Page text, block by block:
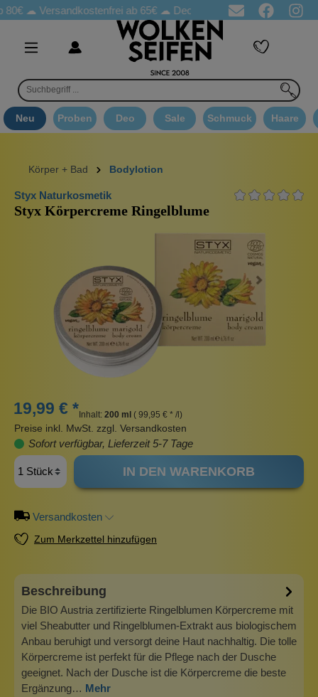
Versandkostenfrei ab 65€☁ Deo Proben in jeder Bestellung
Neu Proben Deo Sale Schmuck Haare
Körper + Bad Bodylotion
Styx Naturkosmetik
Styx Körpercreme Ringelblume
19,99 € * Inhalt: 200 ml ( 99,95 € * /l)
Preise inkl. MwSt. zzgl. Versandkosten
Sofort verfügbar, Lieferzeit 5-7 Tage
IN DEN WARENKORB
Versandkosten
Zum Merkzettel hinzufügen
Beschreibung
Die BIO Austria zertifizierte Ringelblumen Körpercreme mit
viel Sheabutter und Ringelblumen-Extrakt aus biologischem
Anbau beruhigt und versorgt deine Haut nachhaltig. Die tolle
Körpercreme ist perfekt für die Pflege nach der Dusche
geeignet. Nach der Dusche ist die Körpercreme die beste
Ergänzung… Mehr